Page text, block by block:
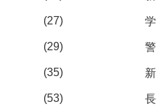
(27) 学
(29) 警
(35) 新
(53) 長